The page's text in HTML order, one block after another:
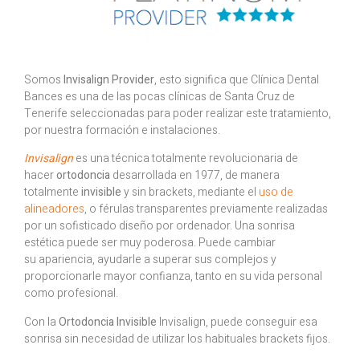
SomosInvisalign Provider, esto significa que Clínica Dental
Bances es una de las pocas clínicas de Santa Cruz de
Tenerife seleccionadas para poder realizar este tratamiento,
por nuestra formación e instalaciones.
Invisalignes una técnica totalmente revolucionaria de
hacerortodonciadesarrollada en 1977, de manera
totalmenteinvisibley sin brackets, mediante el uso de
alineadores, o férulas transparentes previamente realizadas
por un sofisticado diseño por ordenador. Una sonrisa
estética puede ser muy poderosa. Puede cambiar
su apariencia, ayudarle a superar sus complejos y
proporcionarle mayor confianza, tanto en su vida personal
como profesional.
Con laOrtodoncia Invisible Invisalign, puede conseguir esa
sonrisa sin necesidad de utilizar los habituales brackets fijos.